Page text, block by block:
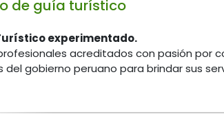
de guía turístico
experimentado.
acreditados con pasión por
del gobierno peruano para brindar sus